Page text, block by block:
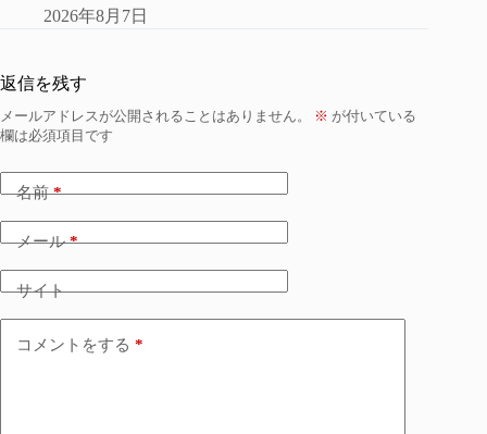
2026年8月7日
返信を残す
メールアドレスが公開されることはありません。 ※ が付いている
欄は必須項目です
名前*
メール*
サイト
コメントをする *